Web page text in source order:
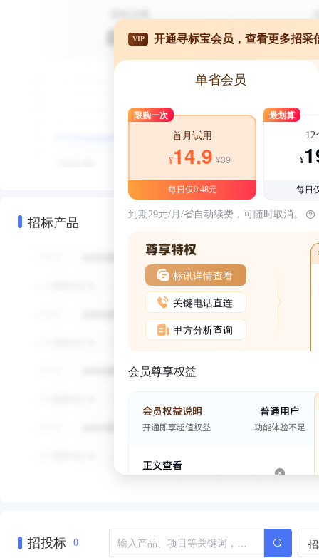
招标产品
VIP 开通寻标宝会员，查看更多招采
单省会员
限购一次
首月试用
¥14.9 ¥39
每日仅0.48元
最划算
12
¥
每日
到期29元/月/省自动续费，可随时取消。
标讯详情查看
关键电话直连
甲方分析查询
会员尊享权益
招投标 0